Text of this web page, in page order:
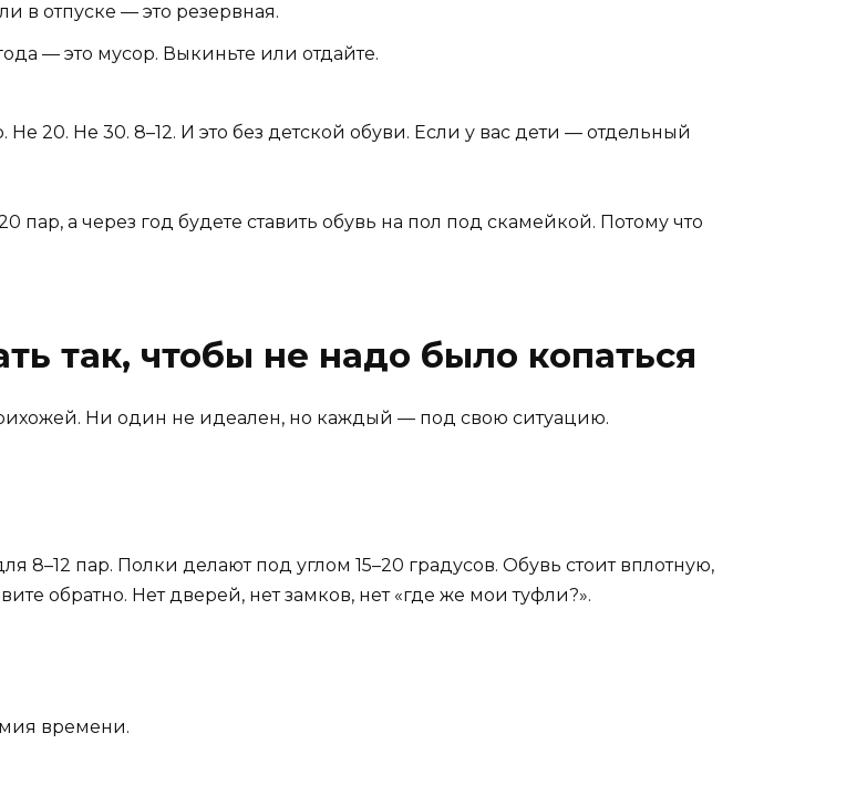
в отпуске — это резервная.
— это мусор. Выкиньте или отдайте.
20. Не 30. 8–12. И это без детской обуви. Если у вас дети — отдельный
пар, а через год будете ставить обувь на пол под скамейкой. Потому что
так, чтобы не надо было копаться
Ни один не идеален, но каждый — под свою ситуацию.
8–12 пар. Полки делают под углом 15–20 градусов. Обувь стоит вплотную,
обратно. Нет дверей, нет замков, нет «где же мои туфли?».
времени.